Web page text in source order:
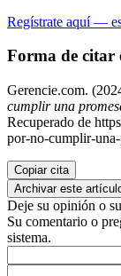
Regístrate aquí —
Forma de citar
Gerencie.com.
cumplir una
Recuperado de
por-no-cumplir-
Copiar cita
Archivar este
Deje su opinión o
Su comentario o
sistema.